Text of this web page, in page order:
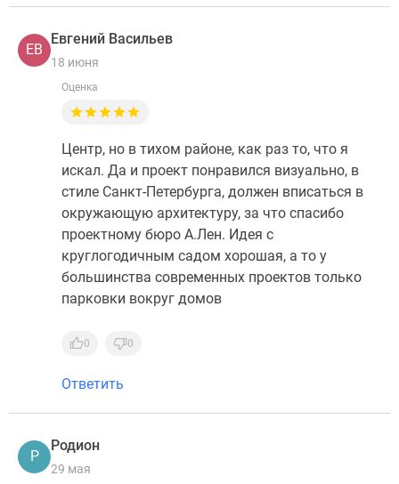
ЕВ
Евгений Васильев
18 июня
Оценка
Центр, но в тихом районе, как раз то, что я
искал. Да и проект понравился визуально, в
стиле Санкт-Петербурга, должен вписаться в
окружающую архитектуру, за что спасибо
проектному бюро А.Лен. Идея с
круглогодичным садом хорошая, а то у
большинства современных проектов только
парковки вокруг домов
0 0
Ответить
Р
Родион
29 мая